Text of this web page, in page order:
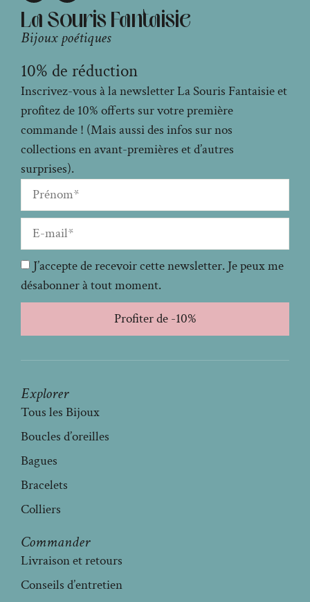
La Souris Fantaisie
Bijoux poétiques
10% de réduction
Inscrivez-vous à la newsletter La Souris Fantaisie et
profitez de 10% offerts sur votre première
commande ! (Mais aussi des infos sur nos
collections en avant-premières et d’autres
surprises).
J’accepte de recevoir cette newsletter. Je peux me
désabonner à tout moment.
Profiter de -10%
Explorer
Tous les Bijoux
Boucles d’oreilles
Bagues
Bracelets
Colliers
Commander
Livraison et retours
Conseils d’entretien